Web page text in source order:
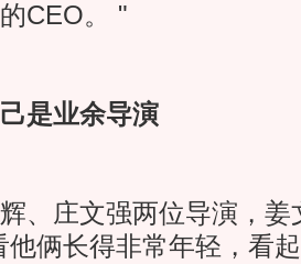
CEO。 "
是业余导演
庄文强两位导演，姜
他俩长得非常年轻，看